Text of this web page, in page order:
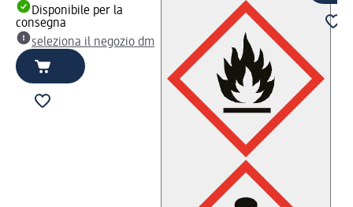
Disponibile per la
consegna
seleziona il negozio dm